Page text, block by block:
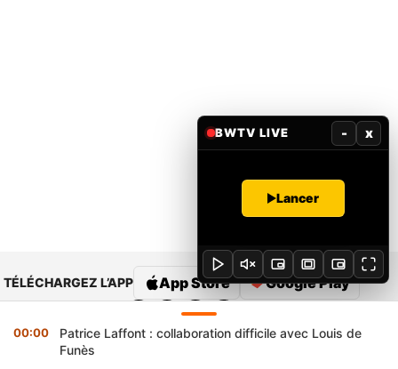
TÉLÉCHARGEZ L’APP App Store Google Play
00:00
Patrice Laffont : collaboration difficile avec Louis de
Funès
BWTV LIVE - x
Lancer